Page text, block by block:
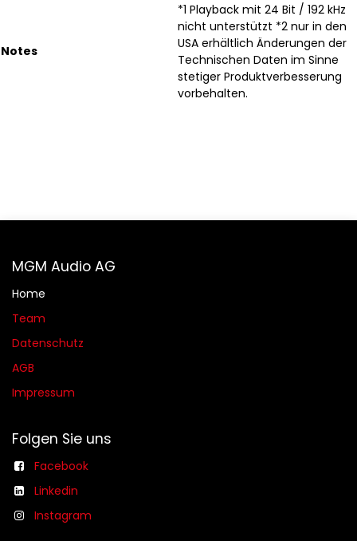
Notes
*1 Playback mit 24 Bit / 192 kHz
nicht unterstützt *2 nur in den
USA erhältlich Änderungen der
Technischen Daten im Sinne
stetiger Produktverbesserung
vorbehalten.
MGM Audio AG
Home
Team
Datenschutz
AGB​​
Impressum
Folgen Sie uns
Facebook
Linkedin
Instagram